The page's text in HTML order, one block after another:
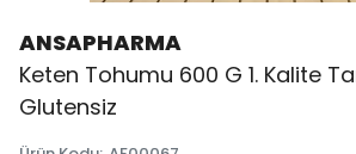
ANSAPHARMA
Keten Tohumu 600 G 1. Kalite
Glutensiz